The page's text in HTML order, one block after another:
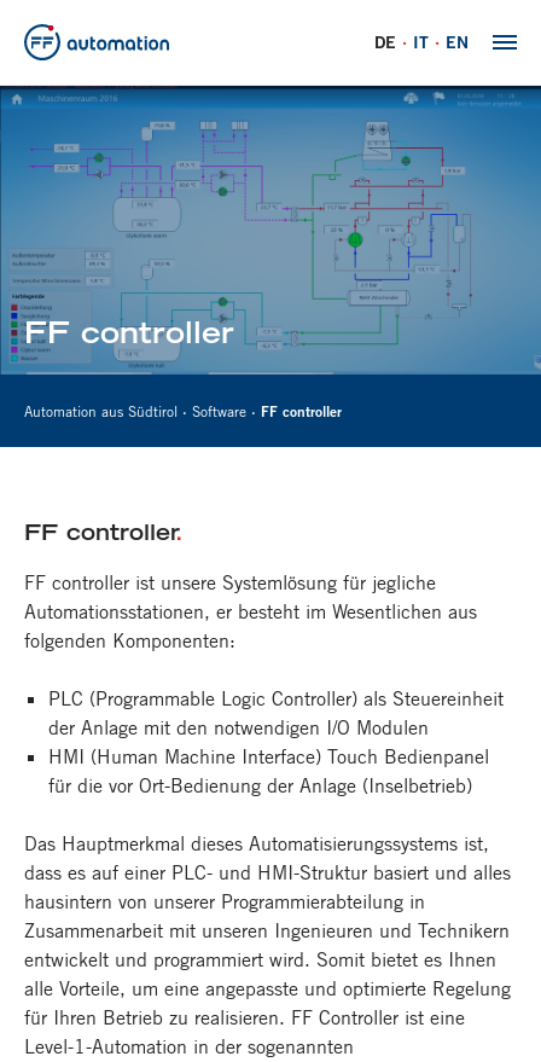
DE IT EN
FF controller
Automation aus Südtirol Software FF controller
FF controller.
FF controller ist unsere Systemlösung für jegliche
Automationsstationen, er besteht im Wesentlichen aus
folgenden Komponenten:
PLC (Programmable Logic Controller) als Steuereinheit
der Anlage mit den notwendigen I/O Modulen
HMI (Human Machine Interface) Touch Bedienpanel
für die vor Ort-Bedienung der Anlage (Inselbetrieb)
Das Hauptmerkmal dieses Automatisierungssystems ist,
dass es auf einer PLC- und HMI-Struktur basiert und alles
hausintern von unserer Programmierabteilung in
Zusammenarbeit mit unseren Ingenieuren und Technikern
entwickelt und programmiert wird. Somit bietet es Ihnen
alle Vorteile, um eine angepasste und optimierte Regelung
für Ihren Betrieb zu realisieren. FF Controller ist eine
Level-1-Automation in der sogenannten